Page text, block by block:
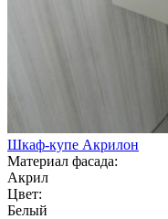
Шкаф-купе Акрилон
Материал фасада:
Акрил
Цвет:
Белый